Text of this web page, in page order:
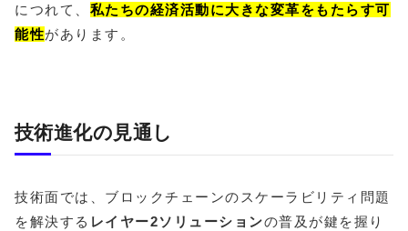
につれて、 私たちの経済活動に大きな変革をもたらす可
能性があります。
技術進化の見通し
技術面では、ブロックチェーンのスケーラビリティ問題
を解決する レイヤー2ソリューションの普及が鍵を握り